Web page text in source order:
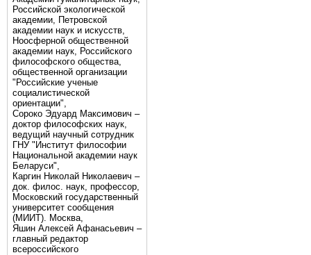
Российской экологической
академии, Петровской
академии наук и искусств,
Ноосферной общественной
академии наук, Российского
философского общества,
общественной организации
"Российские ученые
социалистической
ориентации",
Сороко Эдуард Максимович –
доктор философских наук,
ведущий научный сотрудник
ГНУ "Институт философии
Национальной академии наук
Беларуси",
Каргин Николай Николаевич –
док. филос. наук, профессор,
Московский государственный
университет сообщения
(МИИТ). Москва,
Яшин Алексей Афанасьевич –
главный редактор
всероссийского